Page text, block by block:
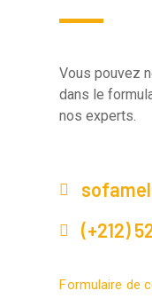
Vous pouvez
dans le
nos experts.
(+212)
Formulaire de